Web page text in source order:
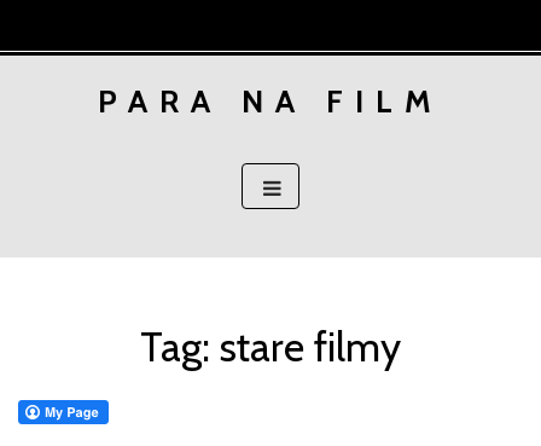
to
PARA NA FILM
Tag: stare filmy